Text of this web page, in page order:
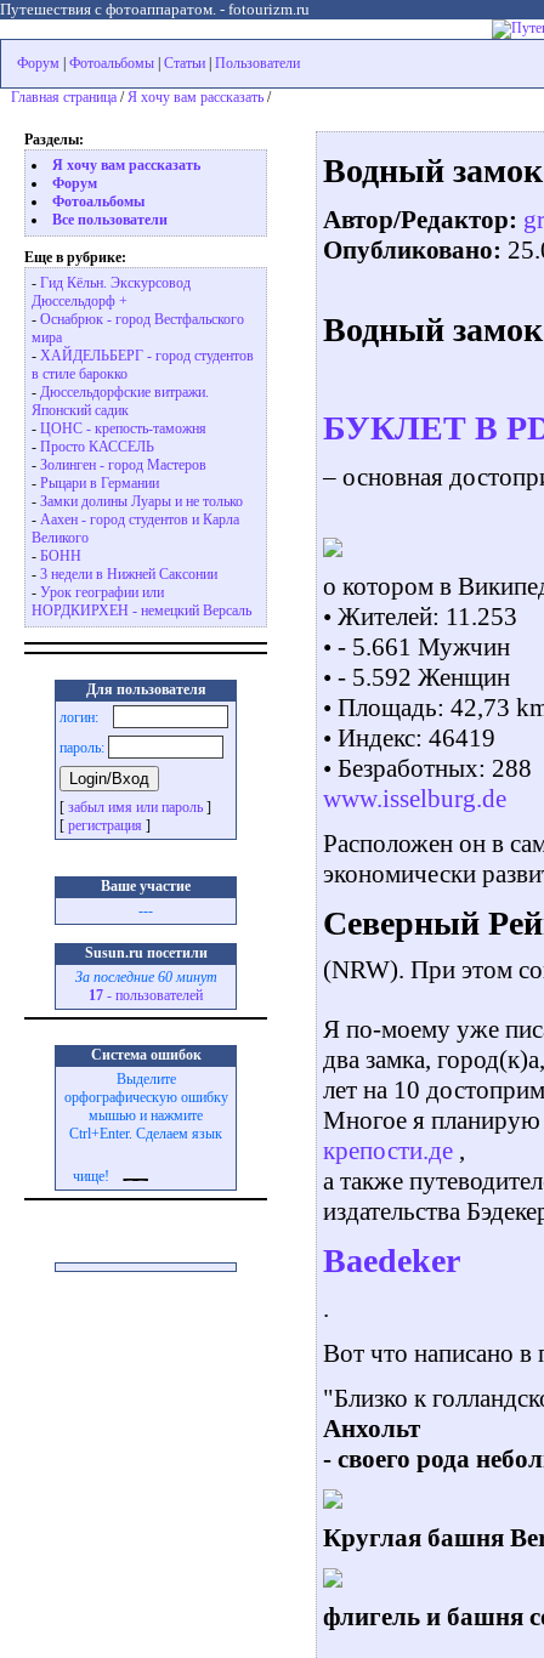
Путешествия с фотоаппаратом. - fotourizm.ru
Форум Фотоальбомы Статьи Пользователи
Главная страница /Я хочу вам рассказать /
Разделы:
Я хочу вам рассказать
Форум
Фотоальбомы
Все пользователи
Еще в рубрике:
- Гид Кёльн. Экскурсовод
Дюссельдорф +
- Oснабрюк - город Вестфальского
мира
- ХАЙДЕЛЬБЕРГ - город студентов
в стиле барокко
- Дюссельдорфские витражи.
Японский садик
- ЦОНС - крепость-таможня
- Просто КАССЕЛЬ
- Золинген - город Мастеров
- Рыцари в Германии
- Замки долины Луары и не только
- Aaхен - город студентов и Карла
Великого
- БОНН
- 3 недели в Нижней Саксонии
- Урок географии или
НОРДКИРХЕН - немецкий Версаль
Для пользователя
логин:
пароль:
[ забыл имя или пароль ]
[ регистрация ]
Ваше участие
---
Susun.ru посетили
За последние 60 минут
17 - пользователей
Система ошибок
Выделите
орфографическую ошибку
мышью и нажмите
Ctrl+Enter. Сделаем язык
чище!
Водный
Автор/Редактор:
Опубликовано:
Водный
БУКЛЕТ В
– основная
о котором в
• Жителей: 11.253
• - 5.661 Мужчин
• - 5.592 Женщин
• Площадь: 42,73
• Индекс: 46419
• Безработных: 288
www.isselburg.de
Расположен он в
экономически
Северный
(NRW). При этом
Я по-моему уже
два замка,
лет на 10
Многое я планирую
крепости.де ,
а также
издательства
Baedeker
.
Вот что написано в
"Близко к
Анхольт
- своего рода
Круглая башня
флигель и башня